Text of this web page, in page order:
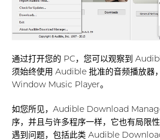
通过打开您的 PC，您可以观察到
须始终使用 Audible 批准的音频播放
Window Music Player。
如您所见，Audible Download
序，并且与许多程序一样，它也有局限
遇到问题，包括此类 Audible